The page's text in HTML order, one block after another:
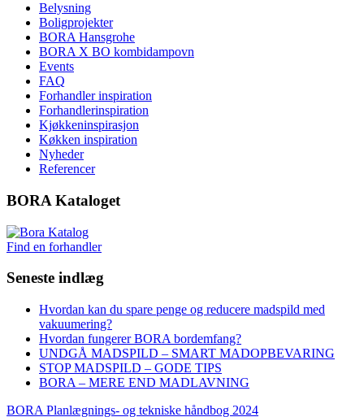
Belysning
Boligprojekter
BORA Hansgrohe
BORA X BO kombidampovn
Events
FAQ
Forhandler inspiration
Forhandlerinspiration
Kjøkkeninspirasjon
Køkken inspiration
Nyheder
Referencer
BORA Kataloget
Find en forhandler
Seneste indlæg
Hvordan kan du spare penge og reducere madspild med
vakuumering?
Hvordan fungerer BORA bordemfang?
UNDGÅ MADSPILD – SMART MADOPBEVARING
STOP MADSPILD – GODE TIPS
BORA – MERE END MADLAVNING
BORA Planlægnings- og tekniske håndbog 2024